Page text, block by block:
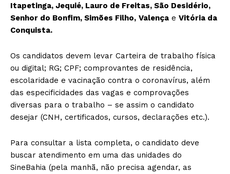
Itapetinga, Jequié, Lauro de Freitas, São Desidério,
Senhor do Bonfim, Simões Filho, Valença e Vitória da
Conquista.
Os candidatos devem levar Carteira de trabalho física
ou digital; RG; CPF; comprovantes de residência,
escolaridade e vacinação contra o coronavírus, além
das especificidades das vagas e comprovações
diversas para o trabalho – se assim o candidato
desejar (CNH, certificados, cursos, declarações etc.).
Para consultar a lista completa, o candidato deve
buscar atendimento em uma das unidades do
SineBahia (pela manhã, não precisa agendar, as